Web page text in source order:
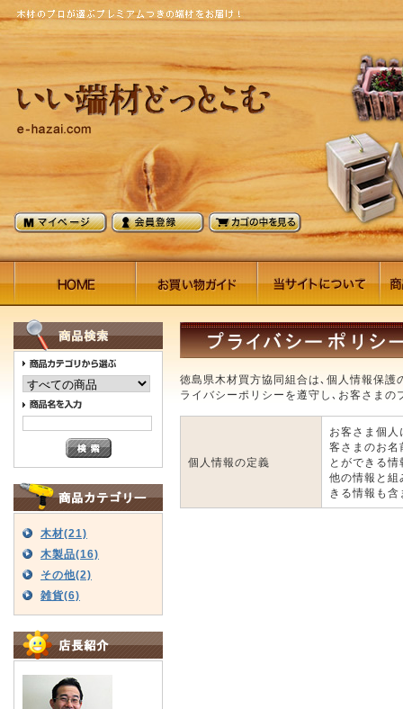
木材(21)
木製品(16)
その他(2)
雑貨(6)
徳島県木材買方協同組合は､個人情報保
ライバシーポリシーを遵守し､お客さまの
個人情報の定義
お客さま個
客さまのお名
とができる
他の情報と組
きる情報も含